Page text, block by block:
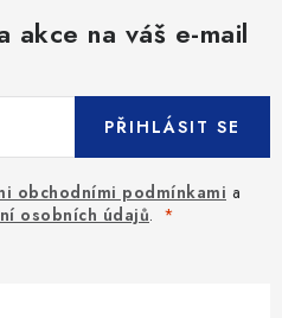
akce na váš e-mail
obchodními podmínkami a
osobních údajů.
PŘIHLÁSIT SE